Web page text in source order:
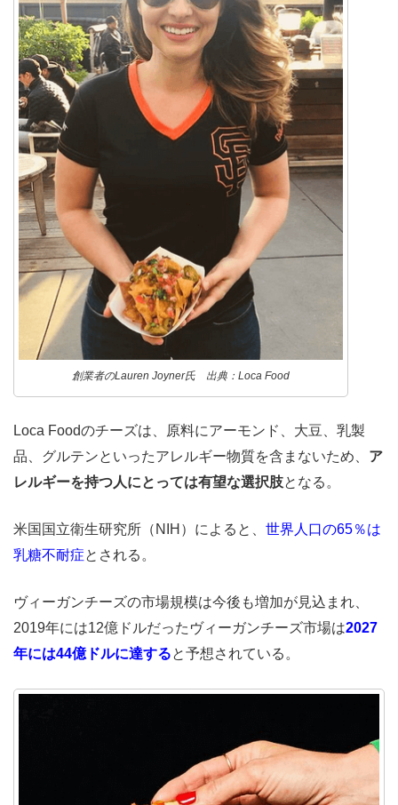
創業者のLauren Joyner氏 出典：Loca Food
Loca Foodのチーズは、原料にアーモンド、大豆、乳製
品、グルテンといったアレルギー物質を含まないため、 ア
レルギーを持つ人にとっては有望な選択肢となる。
米国国立衛生研究所（NIH）によると、 世界人口の65％は
乳糖不耐症とされる。
ヴィーガンチーズの市場規模は今後も増加が見込まれ、
2019年には12億ドルだったヴィーガンチーズ市場は2027
年には44億ドルに達すると予想されている。